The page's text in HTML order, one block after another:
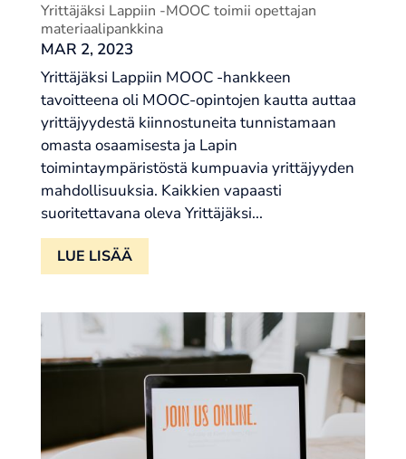
Yrittäjäksi Lappiin -MOOC toimii opettajan
materiaalipankkina
MAR 2, 2023
Yrittäjäksi Lappiin MOOC -hankkeen
tavoitteena oli MOOC-opintojen kautta auttaa
yrittäjyydestä kiinnostuneita tunnistamaan
omasta osaamisesta ja Lapin
toimintaympäristöstä kumpuavia yrittäjyyden
mahdollisuuksia. Kaikkien vapaasti
suoritettavana oleva Yrittäjäksi...
LUE LISÄÄ